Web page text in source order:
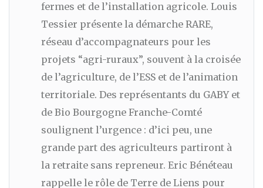
fermes et de l’installation agricole. Louis
Tessier présente la démarche RARE,
réseau d’accompagnateurs pour les
projets “agri-ruraux”, souvent à la croisée
de l’agriculture, de l’ESS et de l’animation
territoriale. Des représentants du GABY et
de Bio Bourgogne Franche-Comté
soulignent l’urgence : d’ici peu, une
grande part des agriculteurs partiront à
la retraite sans repreneur. Eric Bénéteau
rappelle le rôle de Terre de Liens pour